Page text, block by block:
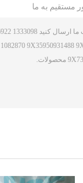
مستقیم به ما